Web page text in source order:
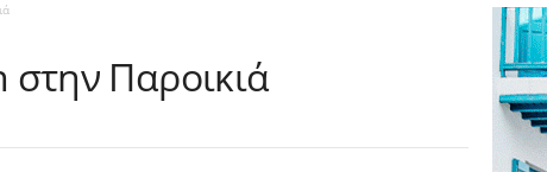
στην Παροικιά